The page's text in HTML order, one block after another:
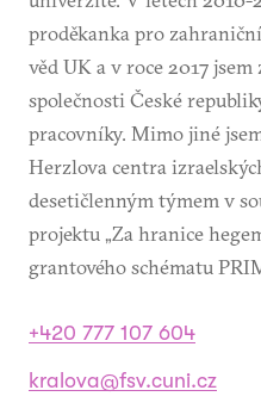
proděkanka pro
věd UK a v roce 2017
společnosti České
pracovníky. Mimo jiné
Herzlova centra
desetičlenným týmem v
projektu „Za hranice
grantového schématu
+420 777 107 604
kralova@fsv.cuni.cz